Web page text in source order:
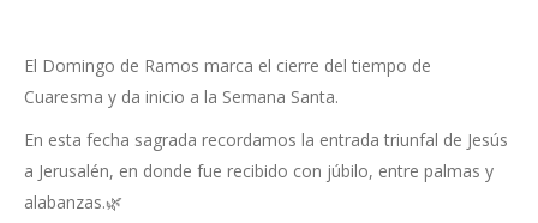
El Domingo de Ramos marca el cierre del tiempo de
Cuaresma y da inicio a la Semana Santa.
En esta fecha sagrada recordamos la entrada triunfal de Jesús
a Jerusalén, en donde fue recibido con júbilo, entre palmas y
alabanzas.🌿